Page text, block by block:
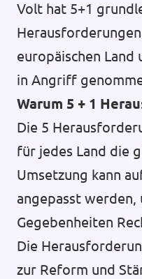
Volt hat 5+1
europäischen Land
in Angriff
Warum 5 + 1
Die 5
für jedes Land die
Umsetzung kann
angepasst werden,
Gegebenheiten
Die
zur Reform und